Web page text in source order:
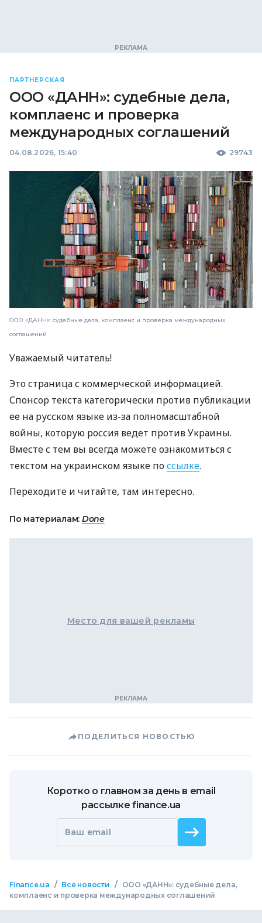
ПАРТНЕРСКАЯ
ООО «ДАНН»: судебные дела,
комплаенс и проверка
международных соглашений
04.08.2026, 15:40 29743
ООО «ДАНН»: судебные дела, комплаенс и проверка международных
соглашений
Уважаемый читатель!
Это страница с коммерческой информацией.
Спонсор текста категорически против публикации
ее на русском языке из-за полномасштабной
войны, которую россия ведет против Украины.
Вместе с тем вы всегда можете ознакомиться с
текстом на украинском языке поссылке.
Переходите и читайте, там интересно.
По материалам: Done
Место для вашей рекламы
ПОДЕЛИТЬСЯ НОВОСТЬЮ
Коротко о главном за день в email
рассылке finance.ua
Ваш email
Finance.ua / Все новости /
ООО «ДАНН»: судебные дела,
комплаенс и проверка международных соглашений